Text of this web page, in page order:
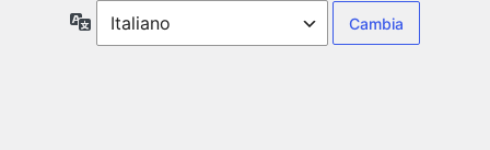
Lingua